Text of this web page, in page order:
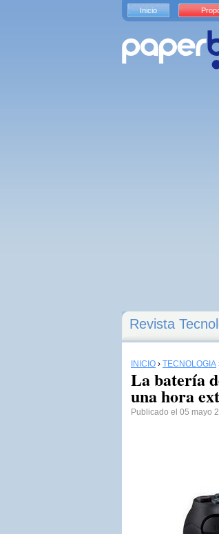
Revista
INICIO › TECNOLOGÍA
La batería
una hora
Publicado el 05 mayo
Inicio